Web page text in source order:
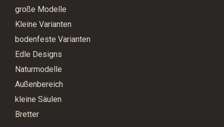
große Modelle
Kleine Varianten
bodenfeste Varianten
Edle Designs
Naturmodelle
Außenbereich
kleine Säulen
Bretter